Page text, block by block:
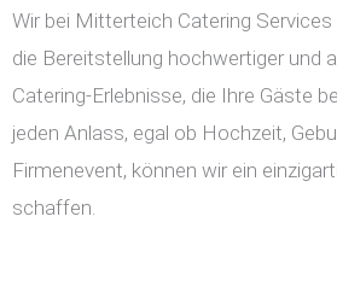
Wir bei Mitterteich Catering
die Bereitstellung hochwertiger und
Catering-Erlebnisse, die Ihre Gäste
jeden Anlass, egal ob Hochzeit,
Firmenevent, können wir ein
schaffen.